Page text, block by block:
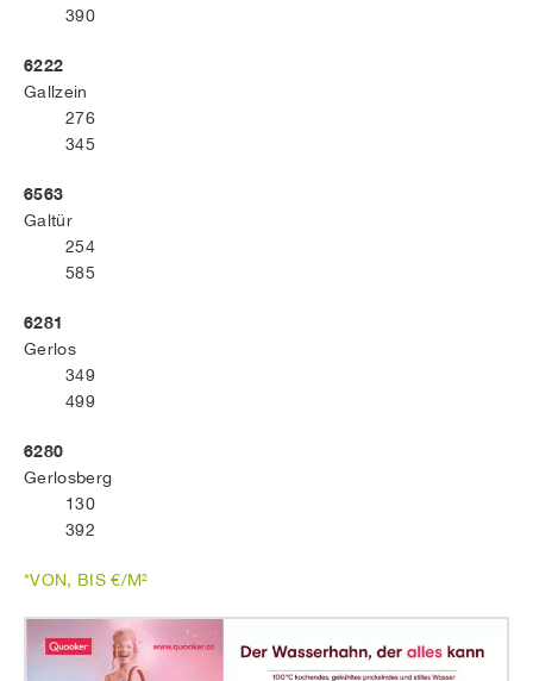
390
6222
Gallzein
276
345
6563
Galtür
254
585
6281
Gerlos
349
499
6280
Gerlosberg
130
392
*VON, BIS €/M²